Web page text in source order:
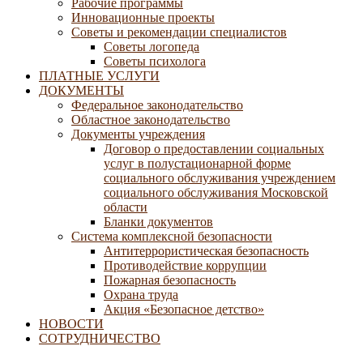
Рабочие программы
Инновационные проекты
Советы и рекомендации специалистов
Советы логопеда
Советы психолога
ПЛАТНЫЕ УСЛУГИ
ДОКУМЕНТЫ
Федеральное законодательство
Областное законодательство
Документы учреждения
Договор о предоставлении социальных
услуг в полустационарной форме
социального обслуживания учреждением
социального обслуживания Московской
области
Бланки документов
Система комплексной безопасности
Антитеррористическая безопасность
Противодействие коррупции
Пожарная безопасность
Охрана труда
Акция «Безопасное детство»
НОВОСТИ
СОТРУДНИЧЕСТВО